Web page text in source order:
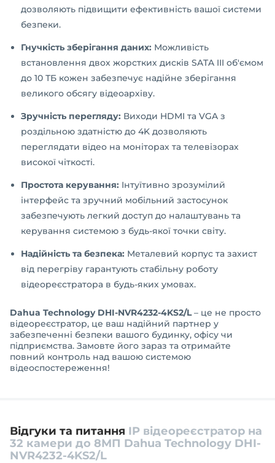
дозволяють підвищити ефективність вашої системи
безпеки.
Гнучкість зберігання даних: Можливість
встановлення двох жорстких дисків SATA III об'ємом
до 10 ТБ кожен забезпечує надійне зберігання
великого обсягу відеоархіву.
Зручність перегляду: Виходи HDMI та VGA з
роздільною здатністю до 4K дозволяють
переглядати відео на моніторах та телевізорах
високої чіткості.
Простота керування: Інтуїтивно зрозумілий
інтерфейс та зручний мобільний застосунок
забезпечують легкий доступ до налаштувань та
керування системою з будь-якої точки світу.
Надійність та безпека: Металевий корпус та захист
від перегріву гарантують стабільну роботу
відеореєстратора в будь-яких умовах.
Dahua Technology DHI-NVR4232-4KS2/L– це не просто
відеореєстратор, це ваш надійний партнер у
забезпеченні безпеки вашого будинку, офісу чи
підприємства. Замовте його зараз та отримайте
повний контроль над вашою системою
відеоспостереження!
Відгуки та питання IP відеореєстратор на
32 камери до 8МП Dahua Technology DHI-
NVR4232-4KS2/L